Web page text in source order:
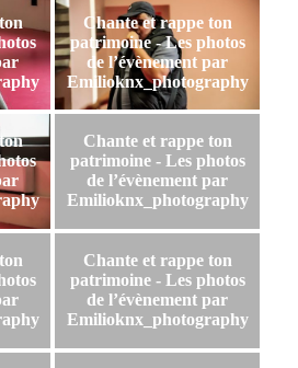
Chante et rappe ton
patrimoine - Les photos
de l’évènement par
Emilioknx_photography
Chante et rappe ton
patrimoine - Les photos
de l’évènement par
Emilioknx_photography
Chante et rappe ton
patrimoine - Les photos
de l’évènement par
Emilioknx_photography